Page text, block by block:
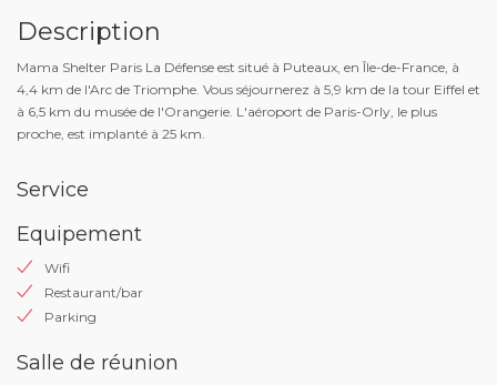
Description
Mama Shelter Paris La Défense est situé à Puteaux, en Île-de-France, à
4,4 km de l'Arc de Triomphe. Vous séjournerez à 5,9 km de la tour Eiffel et
à 6,5 km du musée de l'Orangerie. L'aéroport de Paris-Orly, le plus
proche, est implanté à 25 km.
Service
Equipement
Wifi
Restaurant/bar
Parking
Salle de réunion